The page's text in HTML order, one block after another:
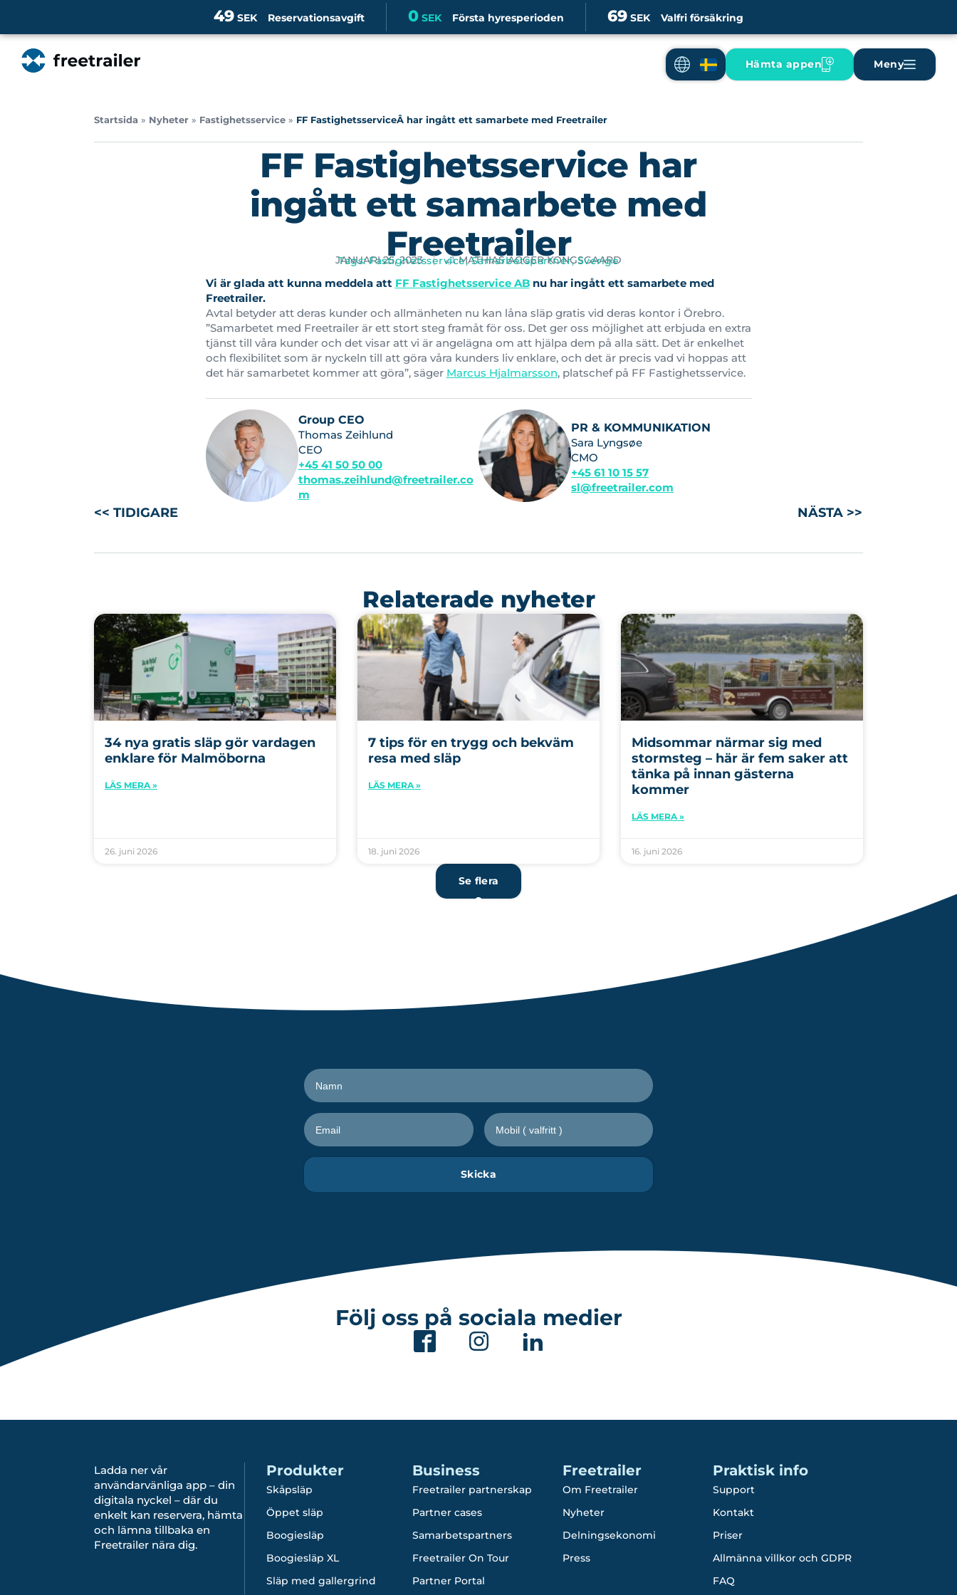
Reservationsavgift
49 SEK Första hyresperioden
0 SEK Valfri försäkring
69 SEK
Hämta appen Meny
Startsida » Nyheter » Fastighetsservice » FF FastighetsserviceÂ har ingått ett samarbete med Freetrailer
FF Fastighetsservice har
ingått ett samarbete med
Freetrailer
JANUARI 25, 2023 MATHIAS AGGER KONGSGAARD
Tags: Fastighetsservice,Samarbetspartner,Sverige
Vi är glada att kunna meddela att FF Fastighetsservice ABnu har ingått ett samarbete med
Freetrailer.
Avtal betyder att deras kunder och allmänheten nu kan låna släp gratis vid deras kontor i Örebro.
”Samarbetet med Freetrailer är ett stort steg framåt för oss. Det ger oss möjlighet att erbjuda en extra
tjänst till våra kunder och det visar att vi är angelägna om att hjälpa dem på alla sätt. Det är enkelhet
och flexibilitet som är nyckeln till att göra våra kunders liv enklare, och det är precis vad vi hoppas att
det här samarbetet kommer att göra”, säger Marcus Hjalmarsson, platschef på FF Fastighetsservice.
Group CEO
Thomas Zeihlund
CEO
+45 41 50 50 00
thomas.zeihlund@freetrailer.co
m
PR & KOMMUNIKATION
Sara Lyngsøe
CMO
+45 61 10 15 57
sl@freetrailer.com
<< TIDIGARE NÄSTA >>
Relaterade nyheter
34 nya gratis släp gör vardagen
enklare för Malmöborna
LÄS MERA »
26. juni 2026
7 tips för en trygg och bekväm
resa med släp
LÄS MERA »
18. juni 2026
Midsommar närmar sig med
stormsteg – här är fem saker att
tänka på innan gästerna
kommer
LÄS MERA »
16. juni 2026
Se flera
Skicka
Följ oss på sociala medier
Ladda ner vår
användarvänliga app – din
digitala nyckel – där du
enkelt kan reservera, hämta
och lämna tillbaka en
Freetrailer nära dig.
Produkter
Skåpsläp
Öppet släp
Boogiesläp
Boogiesläp XL
Släp med gallergrind
Business
Freetrailer partnerskap
Partner cases
Samarbetspartners
Freetrailer On Tour
Partner Portal
Freetrailer
Om Freetrailer
Nyheter
Delningsekonomi
Press
Praktisk info
Support
Kontakt
Priser
Allmänna villkor och GDPR
FAQ